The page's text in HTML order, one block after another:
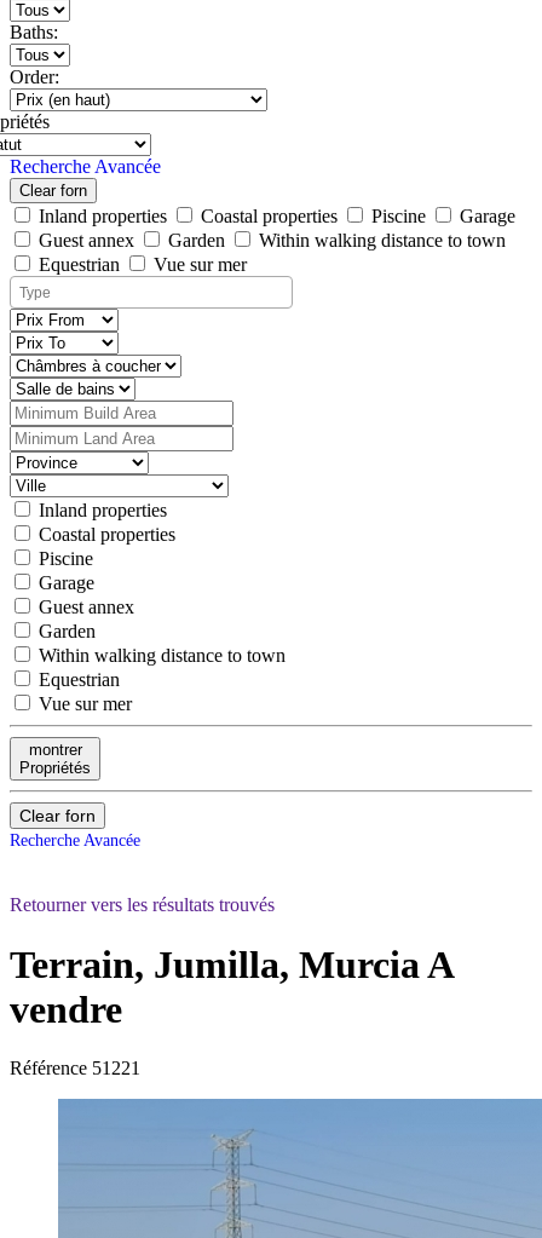
Baths:
Order:
Recherche Avancée
Clear forn
Inland properties Coastal properties Piscine
Garage
Guest annex
Garden
Within walking distance to town
Equestrian
Vue sur mer
Inland properties
Coastal properties
Piscine
Garage
Guest annex
Garden
Within walking distance to town
Equestrian
Vue sur mer
montrer
Propriétés
Clear forn
Recherche Avancée
Retourner vers les résultats trouvés
Terrain, Jumilla, MurciaA
vendre
Référence 51221